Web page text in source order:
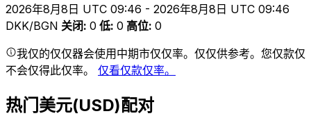
2026年8月8日 UTC 09:46 - 2026年8月8日 UTC 09:46
DKK/BGN 关闭: 0 低: 0 高位: 0
我仅的仅仅器会使用中期市仅仅率。仅仅供参考。您仅款仅
不会仅得此仅率。 仅看仅款仅率。
热门美元(USD)配对